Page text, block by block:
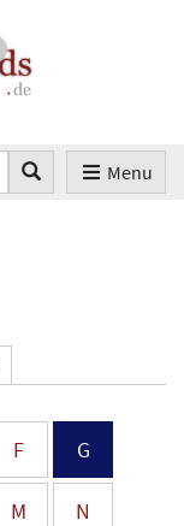
Menu
F G
M N